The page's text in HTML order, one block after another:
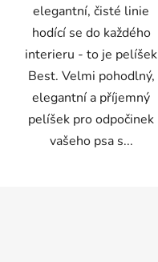
elegantní, čisté linie
hodící se do každého
interieru - to je pelíšek
Best. Velmi pohodlný,
elegantní a příjemný
pelíšek pro odpočinek
vašeho psa s...